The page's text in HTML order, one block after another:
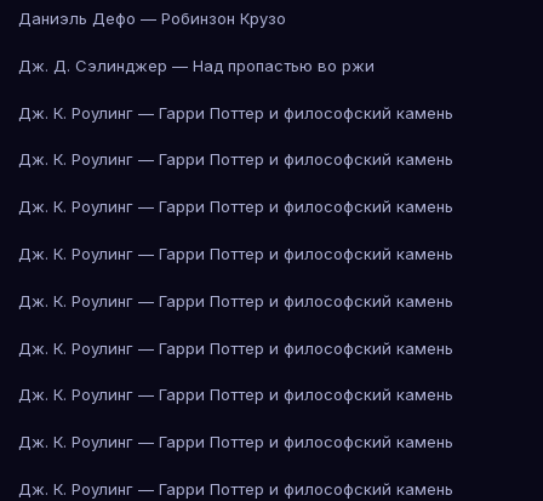
Даниэль Дефо — Робинзон Крузо
Дж. Д. Сэлинджер — Над пропастью во ржи
Дж. К. Роулинг — Гарри Поттер и философский камень
Дж. К. Роулинг — Гарри Поттер и философский камень
Дж. К. Роулинг — Гарри Поттер и философский камень
Дж. К. Роулинг — Гарри Поттер и философский камень
Дж. К. Роулинг — Гарри Поттер и философский камень
Дж. К. Роулинг — Гарри Поттер и философский камень
Дж. К. Роулинг — Гарри Поттер и философский камень
Дж. К. Роулинг — Гарри Поттер и философский камень
Дж. К. Роулинг — Гарри Поттер и философский камень